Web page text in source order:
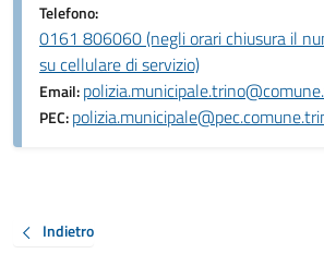
Telefono:
0161 806060 (negli orari chiusura il
su cellulare di servizio)
Email:
PEC:
Indietro